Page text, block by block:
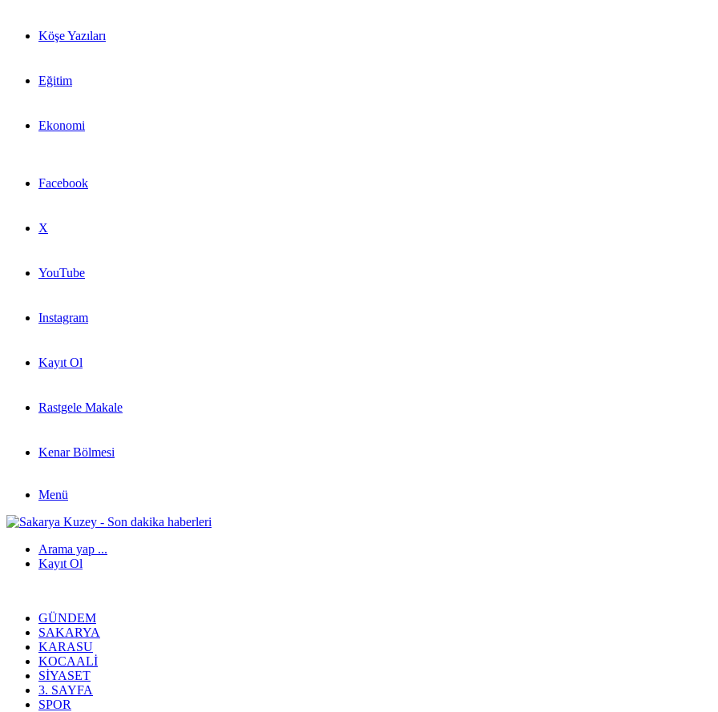
Köşe Yazıları
Eğitim
Ekonomi
Facebook
X
YouTube
Instagram
Kayıt Ol
Rastgele Makale
Kenar Bölmesi
Menü
Arama yap ...
Kayıt Ol
GÜNDEM
SAKARYA
KARASU
KOCAALI
SIYASET
3. SAYFA
SPOR